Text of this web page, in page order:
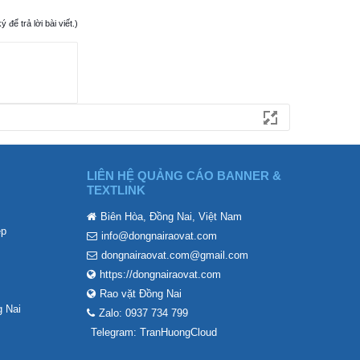
để trả lời bài viết.)
Nai
LIÊN HỆ QUẢNG CÁO BANNER &
TEXTLINK
Biên Hòa, Đồng Nai, Việt Nam
info@dongnairaovat.com
dongnairaovat.com@gmail.com
https://dongnairaovat.com
Rao vặt Đồng Nai
Zalo: 0937 734 799
Telegram: TranHuongCloud